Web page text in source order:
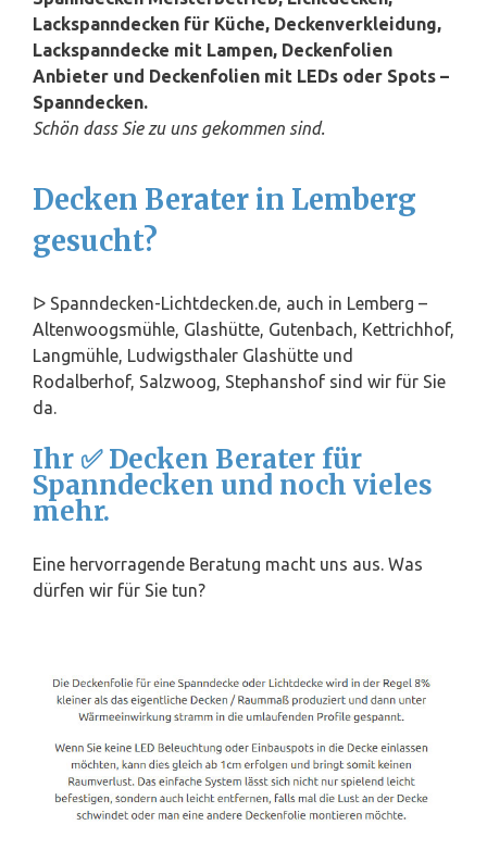
Lackspanndecken für Küche, Deckenverkleidung,
Lackspanndecke mit Lampen, Deckenfolien
Anbieter und Deckenfolien mit LEDs oder Spots –
Spanndecken.
Schön dass Sie zu uns gekommen sind.
Decken Berater in Lemberg
gesucht?
ᐅ Spanndecken-Lichtdecken.de, auch in Lemberg –
Altenwoogsmühle, Glashütte, Gutenbach, Kettrichhof,
Langmühle, Ludwigsthaler Glashütte und
Rodalberhof, Salzwoog, Stephanshof sind wir für Sie
da.
Ihr ✅ Decken Berater für
Spanndecken und noch vieles
mehr.
Eine hervorragende Beratung macht uns aus. Was
dürfen wir für Sie tun?